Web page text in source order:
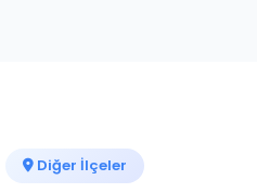
Diğer İlçeler